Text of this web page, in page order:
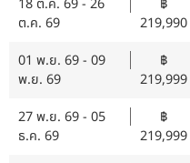
18 ต.ค. 69 - 26
ต.ค. 69
฿
219,990
01 พ.ย. 69 - 09
พ.ย. 69
฿
219,999
27 พ.ย. 69 - 05
ธ.ค. 69
฿
219,999